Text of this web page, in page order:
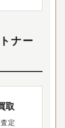
ナー
取
定